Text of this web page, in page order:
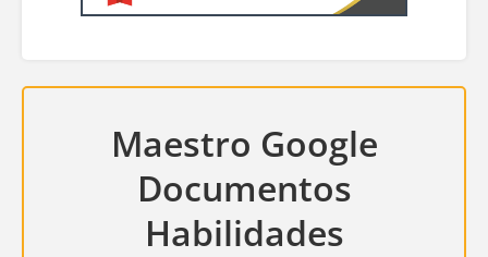
Maestro Google
Documentos
Habilidades